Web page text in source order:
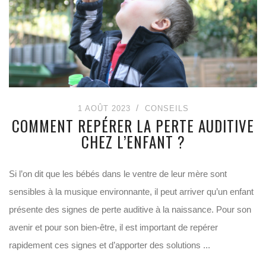
1 AOÛT 2023 CONSEILS
COMMENT REPÉRER LA PERTE AUDITIVE
CHEZ L’ENFANT ?
Si l’on dit que les bébés dans le ventre de leur mère sont
sensibles à la musique environnante, il peut arriver qu’un enfant
présente des signes de perte auditive à la naissance. Pour son
avenir et pour son bien-être, il est important de repérer
rapidement ces signes et d’apporter des solutions ...